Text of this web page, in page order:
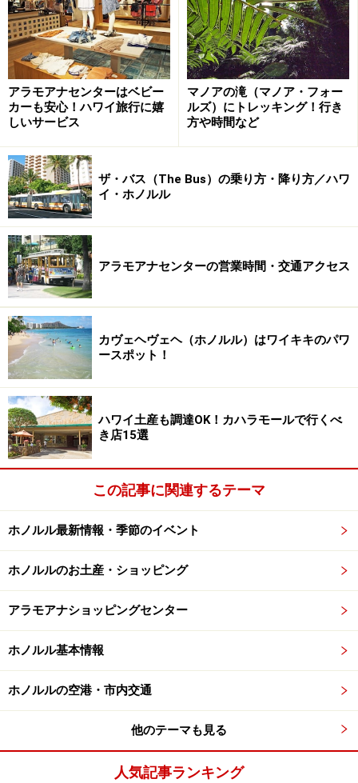
れ、病気を治療するカフナ（祈祷師）が多く住み、王族
の邸宅や別荘も建てられました。また、ハワイ語で水
（ワイ）が 湧く（キキ）場所を意味する通り、200年前
のワイキキは、あちこちで水が湧き出す湿地帯。真水と
海水が出合う場所は、古代ハワイアンにとってマナが宿
る神聖な場所だったのだそう。
中でも強いパワーを持つのが、山から降りてきた雨水が
地下を通って湧き出したというハレクラニ前の海。当
時、病気は過去に犯した罪が引き起こすものと信じてい
た人々は、心や身体の病を癒すためにカヴェヘヴェヘ
（ハワイ語で「除去」の意味）の海に入って罪を懺悔。
カフナとともに病気治癒の祈りを捧げたといいます。
ワイキキのパワースポット、カヴェヘヴェ
ヘでヒーリング体験を
打ち寄せる波は、真水と海水が混じった聖なる水
今でも病気や痛みが和らぐパワースポットとして、ロー
カルが訪れるカヴェヘヴェヘ。現在、ハレクラニ前には
コンクリートの遊歩道があって砂浜部分はわずかです
が、澄んだ美しい波が打ち寄せ、水温はそこだけひんや
り。海水に足をつけたまま海を眺めていると、スーっと
に、ぜひ出掛けてみて下さい。
ワイキキもう1つのパワースポット「魔法使
いの岩」
アラモアナセンターはベビー
カーも安心！ハワイ旅行に嬉
しいサービス
マノアの滝（マノア・フォー
ルズ）にトレッキング！行き
方や時間など
ザ・バス（The Bus）の乗り方・降り方／ハワ
イ・ホノルル
アラモアナセンターの営業時間・交通アクセス
カヴェヘヴェヘ（ホノルル）はワイキキのパワ
ースポット！
ハワイ土産も調達OK！カハラモールで行くべ
き店15選
この記事に関連するテーマ
ホノルル最新情報・季節のイベント
ホノルルのお土産・ショッピング
アラモアナショッピングセンター
ホノルル基本情報
ホノルルの空港・市内交通
他のテーマも見る
人気記事ランキング